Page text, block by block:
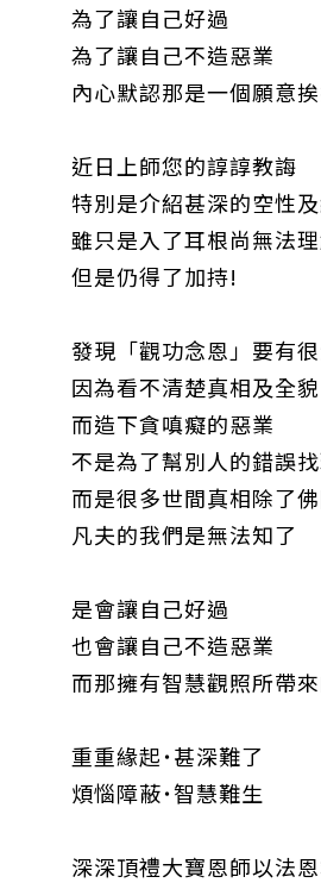
為了讓自己好過
為了讓自己不造惡業
內心默認那是一個願意
近日上師您的諄諄教誨
特別是介紹甚深的空性
雖只是入了耳根尚無法
但是仍得了加持!
發現「觀功念恩」要有
因為看不清楚真相及全貌
而造下貪嗔癡的惡業
不是為了幫別人的錯誤
而是很多世間真相除了
凡夫的我們是無法知了
是會讓自己好過
也會讓自己不造惡業
而那擁有智慧觀照所帶
重重緣起˙甚深難了
煩惱障蔽˙智慧難生
深深頂禮大寶恩師以法